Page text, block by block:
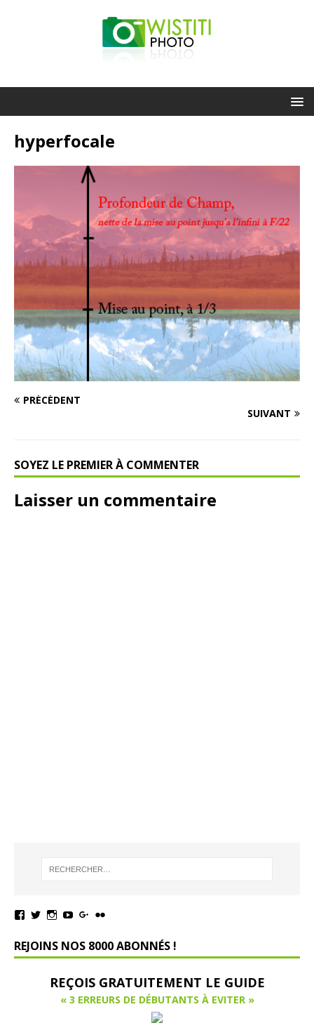
hyperfocale
PRÉCÉDENT
SUIVANT
SOYEZ LE PREMIER À COMMENTER
Laisser un commentaire
REJOINS NOS 8000 ABONNÉS !
REÇOIS GRATUITEMENT LE GUIDE
« 3 ERREURS DE DÉBUTANTS À EVITER »